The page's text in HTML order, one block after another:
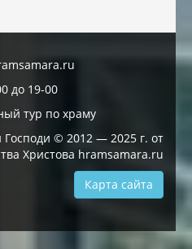
до 19-00
тур по храму
© 2012 — 2025 г. от
Христова hramsamara.ru
Карта сайта